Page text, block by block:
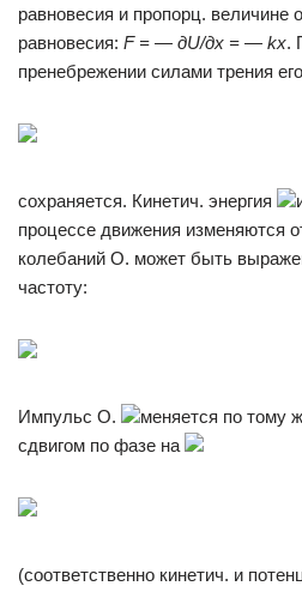
равновесия и пропорц. величине
равновесия: F = — дU/дx = — kx.
пренебрежении силами трения
сохраняется. Кинетич. энергия
процессе движения изменяются
колебаний О. может быть
частоту:
Импульс О. меняется по тому
сдвигом по фазе на
(соответственно кинетич. и